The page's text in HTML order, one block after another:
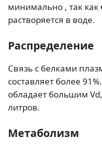
минимально , так как
растворяется в воде.
Распределение
Связь с белками
составляет более 91%.
обладает большим
литров.
Метаболизм